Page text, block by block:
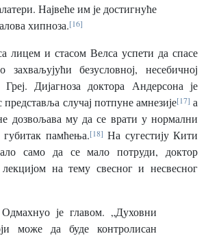
Највеће им је достигнуће
хипноза.[16]
лицем и стасом Велса успети да спасе
безусловној, несебичној
Дијагноза доктора Андерсона је
случај потпуне амнезије[17] а
дозвољава му да се врати у нормални
губитак памћења.[18] На сугестију Кити
само да се мало потруди, доктор
на тему свесног и несвесног
је главом. „Духовни
може да буде контролисан